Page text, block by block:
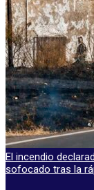
El incendio
sofocado tras la